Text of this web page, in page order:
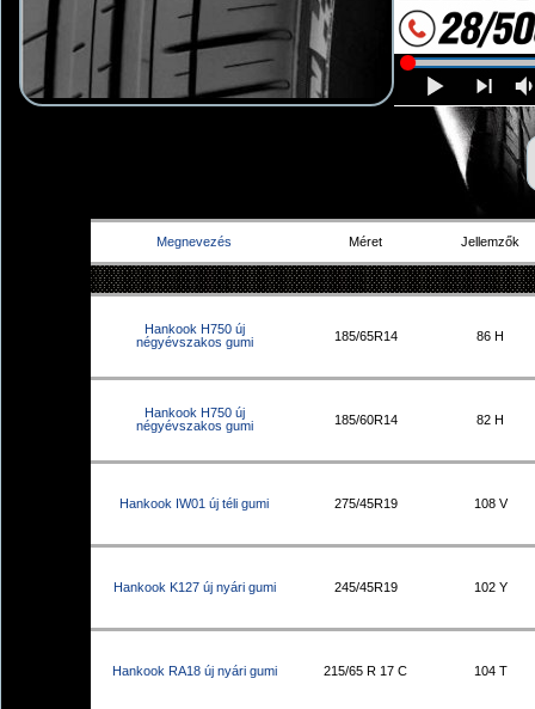
Megnevezés Méret Jellemzők
Hankook H750 új
négyévszakos gumi
185/65R14 86 H
Hankook H750 új
négyévszakos gumi
185/60R14 82 H
Hankook IW01 új téli gumi 275/45R19 108 V
Hankook K127 új nyári gumi 245/45R19 102 Y
Hankook RA18 új nyári gumi 215/65 R 17 C 104 T